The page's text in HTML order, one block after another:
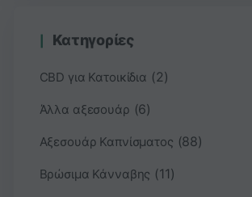
Κατηγορίες
CBD για Κατοικίδια (2)
Άλλα αξεσουάρ (6)
Αξεσουάρ Καπνίσματος (88)
Βρώσιμα Κάνναβης (11)